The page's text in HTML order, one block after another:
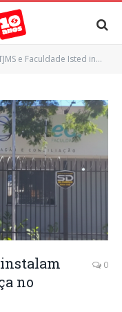
e Faculdade Isted instalam serviço inédito da Justiça no Centro-Oeste
instalam
no
0